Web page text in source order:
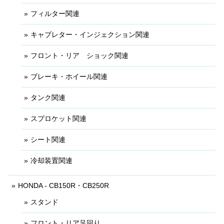
フィルター関連
キャブレター・インジェクション関連
フロント・リア ショック関連
ブレーキ・ホイール関連
タンク関連
スプロケット関連
シート関連
冷却装置関連
HONDA - CB150R・CB250R
スタンド